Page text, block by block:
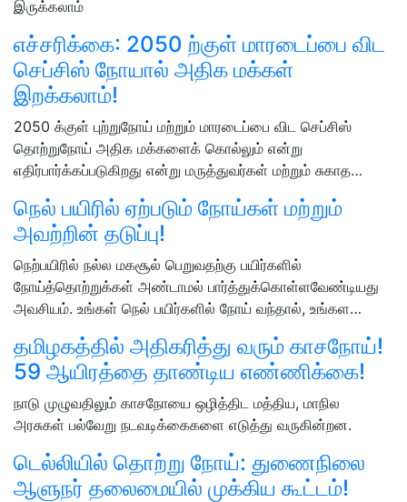
இருக்கலாம்
எச்சரிக்கை: 2050 ற்குள் மாரடைப்பை விட
செப்சிஸ் நோயால் அதிக மக்கள்
இறக்கலாம்!
2050 க்குள் புற்றுநோய் மற்றும் மாரடைப்பை விட செப்சிஸ்
தொற்றுநோய் அதிக மக்களைக் கொல்லும் என்று
எதிர்பார்க்கப்படுகிறது என்று மருத்துவர்கள் மற்றும் சுகாத…
நெல் பயிரில் ஏற்படும் நோய்கள் மற்றும்
அவற்றின் தடுப்பு!
நெற்பயிரில் நல்ல மகசூல் பெறுவதற்கு பயிர்களில்
நோய்த்தொற்றுக்கள் அண்டாமல் பார்த்துக்கொள்ளவேண்டியது
அவசியம். உங்கள் நெல் பயிர்களில் நோய் வந்தால், உங்கள…
தமிழகத்தில் அதிகரித்து வரும் காசநோய்!
59 ஆயிரத்தை தாண்டிய எண்ணிக்கை!
நாடு முழுவதிலும் காசநோயை ஒழித்திட மத்திய, மாநில
அரசுகள் பல்வேறு நடவடிக்கைகளை எடுத்து வருகின்றன.
டெல்லியில் தொற்று நோய்: துணைநிலை
ஆளுநர் தலைமையில் முக்கிய கூட்டம்!